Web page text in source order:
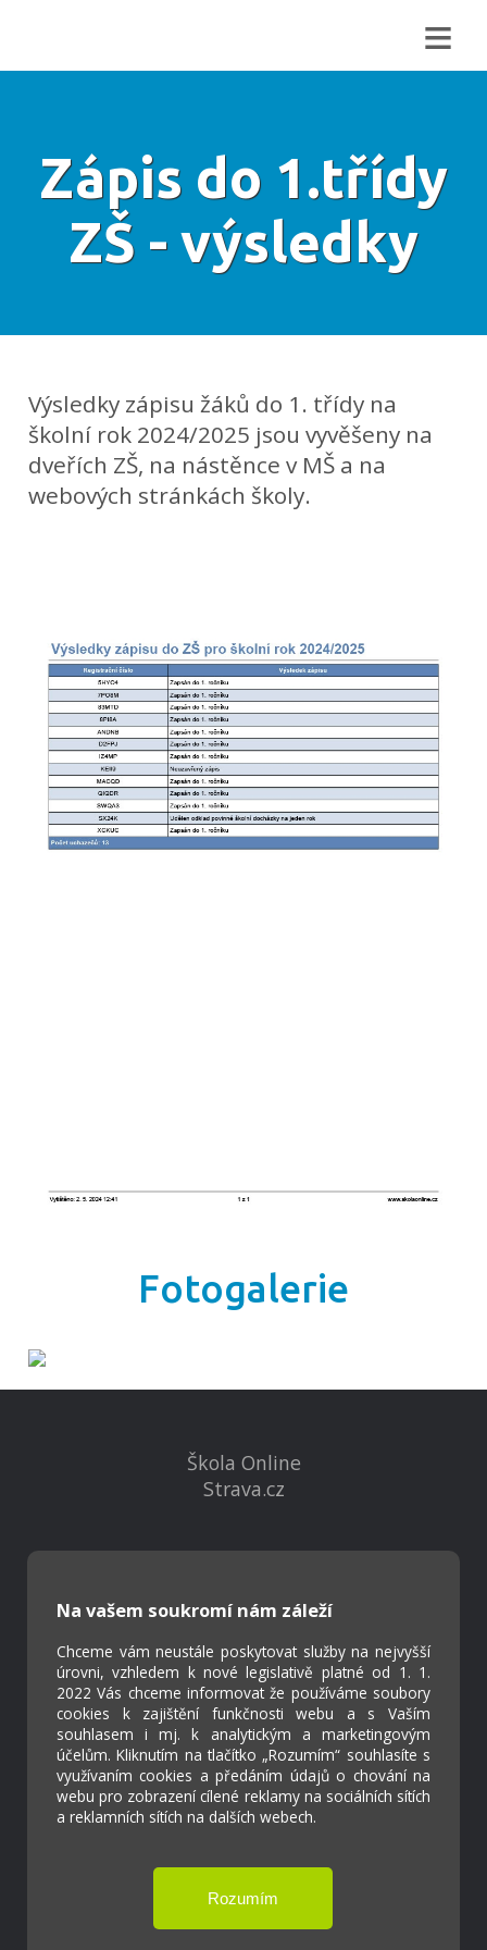
≡
Zápis do 1.třídy
ZŠ - výsledky
Výsledky zápisu žáků do 1. třídy na
školní rok 2024/2025 jsou vyvěšeny na
dveřích ZŠ, na nástěnce v MŠ a na
webových stránkách školy.
Fotogalerie
Na vašem soukromí nám záleží
Chceme vám neustále poskytovat služby na nejvyšší
úrovni, vzhledem k nové legislativě platné od 1. 1.
2022 Vás chceme informovat že používáme soubory
cookies k zajištění funkčnosti webu a s Vaším
souhlasem i mj. k analytickým a marketingovým
účelům. Kliknutím na tlačítko „Rozumím“ souhlasíte s
využívaním cookies a předáním údajů o chování na
webu pro zobrazení cílené reklamy na sociálních sítích
a reklamních sítích na dalších webech.
Škola Online
Strava.cz
Kontakty
Virtuální prohlídka
Cookies
Přístupnost
Přihlášení
Základní škola a Mateřská škola Ostrožská